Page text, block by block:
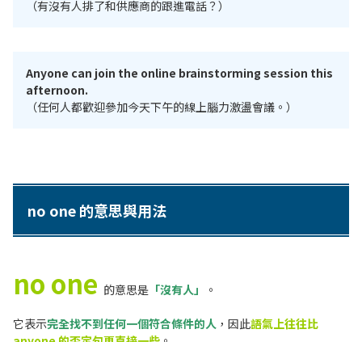
（有沒有人排了和供應商的跟進電話？）
Anyone can join the online brainstorming session this
afternoon.
（任何人都歡迎參加今天下午的線上腦力激盪會議。）
no one 的意思與用法
no one 的意思是 「沒有人」 。
它表示完全找不到任何一個符合條件的人 ，因此語氣上往往比